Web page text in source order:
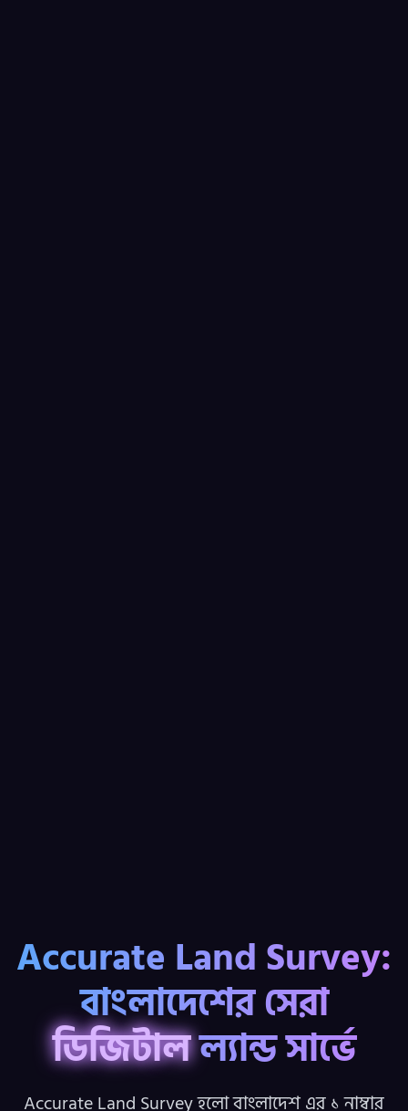
Accurate Land Survey:
বাংলাদেশের সেরাদ্রুততম
ল্যান্ড সার্ভে
Accurate Land Survey হলো বাংলাদেশ এর ১ নাম্বার